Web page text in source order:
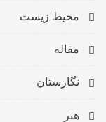
محیط زیست
مقاله
نگارستان
هنر